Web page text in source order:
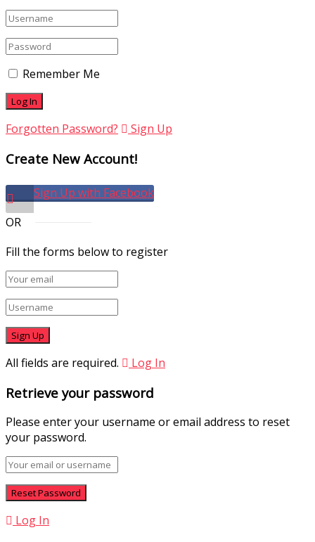
Remember Me
Forgotten Password? Sign Up
Create New Account!
Sign Up with Facebook
OR
Fill the forms below to register
All fields are required. Log In
Retrieve your password
Please enter your username or email address to reset
your password.
Log In